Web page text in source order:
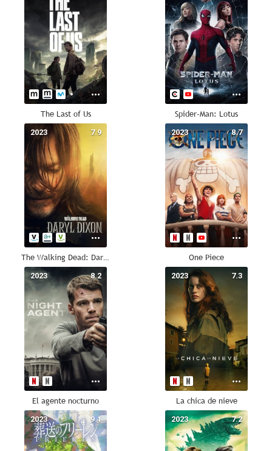
The Last of Us Spider-Man: Lotus
7.9
2023
The Walking Dead: Daryl Dixon
8.7
2023
One Piece
8.2
2023
El agente nocturno
7.3
2023
La chica de nieve
9.1
2023 7.2
2023